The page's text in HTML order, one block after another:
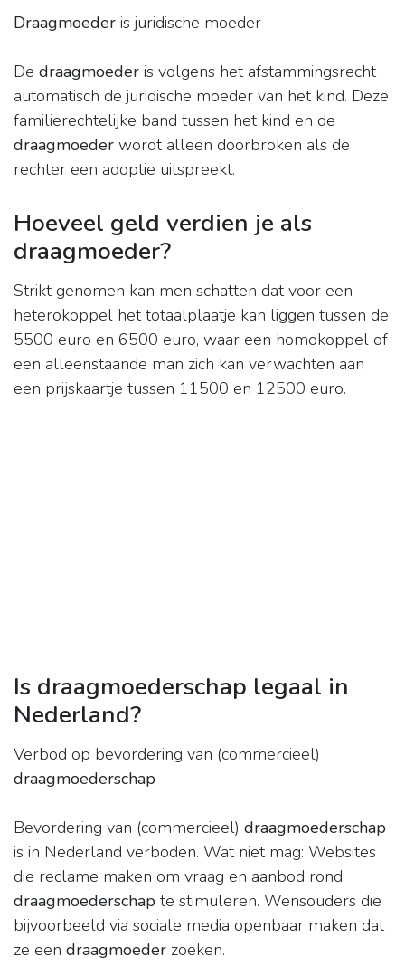
Draagmoeder is juridische moeder
De draagmoeder is volgens het afstammingsrecht
automatisch de juridische moeder van het kind. Deze
familierechtelijke band tussen het kind en de
draagmoeder wordt alleen doorbroken als de
rechter een adoptie uitspreekt.
Hoeveel geld verdien je als
draagmoeder?
Strikt genomen kan men schatten dat voor een
heterokoppel het totaalplaatje kan liggen tussen de
5500 euro en 6500 euro, waar een homokoppel of
een alleenstaande man zich kan verwachten aan
een prijskaartje tussen 11500 en 12500 euro.
Is draagmoederschap legaal in
Nederland?
Verbod op bevordering van (commercieel)
draagmoederschap
Bevordering van (commercieel) draagmoederschap
is in Nederland verboden. Wat niet mag: Websites
die reclame maken om vraag en aanbod rond
draagmoederschap te stimuleren. Wensouders die
bijvoorbeeld via sociale media openbaar maken dat
ze een draagmoeder zoeken.